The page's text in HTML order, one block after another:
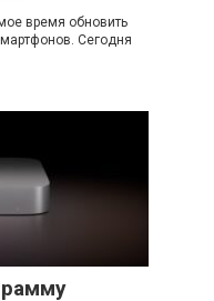
время обновить
Сегодня